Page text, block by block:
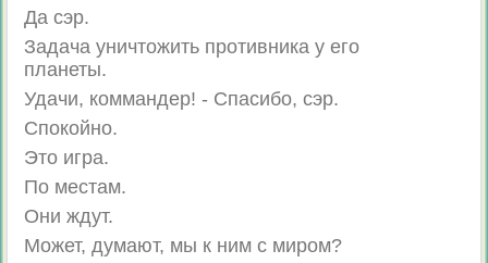
Да сэр.
Задача уничтожить противника у его
планеты.
Удачи, коммандер! - Спасибо, сэр.
Спокойно.
Это игра.
По местам.
Они ждут.
Может, думают, мы к ним с миром?